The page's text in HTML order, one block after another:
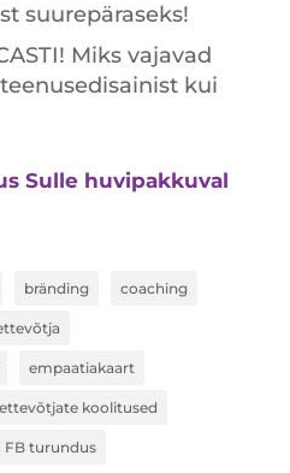
suurepäraseks!
Miks vajavad
kui
Sulle huvipakkuval
bränding coaching
empaatiakaart
ettevõtjate koolitused
FB turundus